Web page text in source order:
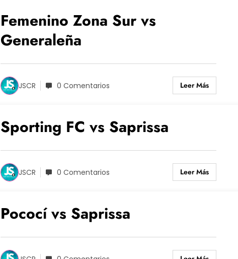
Femenino Zona Sur vs
Generaleña
JSCR 0 Comentarios Leer Más
Sporting FC vs Saprissa
JSCR 0 Comentarios Leer Más
Pococí vs Saprissa